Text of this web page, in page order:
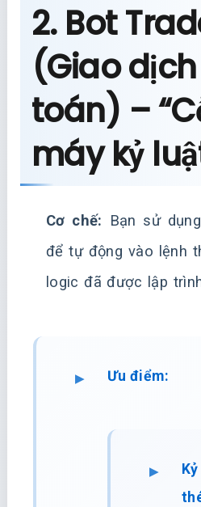
2. Bot
(Giao
toán) –
máy kỷ
Cơ chế:
Bạn sử
để tự động vào lệnh
logic đã được lập
Ưu điểm: